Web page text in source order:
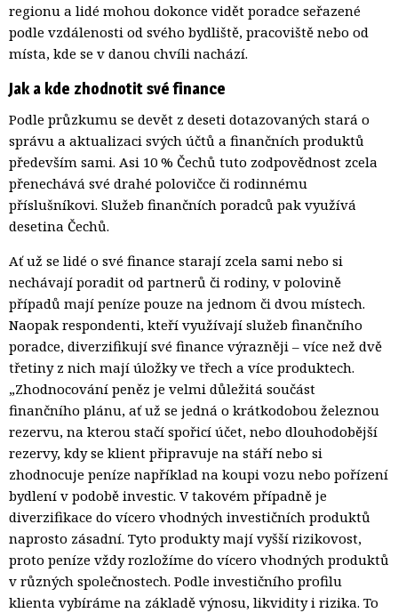
regionu a lidé mohou dokonce vidět poradce seřazené
podle vzdálenosti od svého bydliště, pracoviště nebo od
místa, kde se v danou chvíli nachází.
Jak a kde zhodnotit své finance
Podle průzkumu se devět z deseti dotazovaných stará o
správu a aktualizaci svých účtů a finančních produktů
především sami. Asi 10 % Čechů tuto zodpovědnost zcela
přenechává své drahé polovičce či rodinnému
příslušníkovi. Služeb finančních poradců pak využívá
desetina Čechů.
Ať už se lidé o své finance starají zcela sami nebo si
nechávají poradit od partnerů či rodiny, v polovině
případů mají peníze pouze na jednom či dvou místech.
Naopak respondenti, kteří využívají služeb finančního
poradce, diverzifikují své finance výrazněji – více než dvě
třetiny z nich mají úložky ve třech a více produktech.
„Zhodnocování peněz je velmi důležitá součást
finančního plánu, ať už se jedná o krátkodobou železnou
rezervu, na kterou stačí spořicí účet, nebo dlouhodobější
rezervy, kdy se klient připravuje na stáří nebo si
zhodnocuje peníze například na koupi vozu nebo pořízení
bydlení v podobě investic. V takovém případně je
diverzifikace do vícero vhodných investičních produktů
naprosto zásadní. Tyto produkty mají vyšší rizikovost,
proto peníze vždy rozložíme do vícero vhodných produktů
v různých společnostech. Podle investičního profilu
klienta vybíráme na základě výnosu, likvidity i rizika. To